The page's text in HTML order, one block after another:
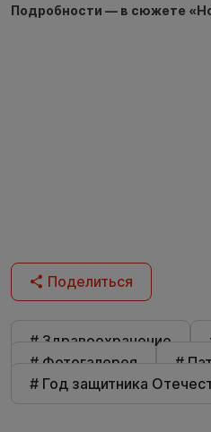
Подробности — в сюжете
Поделиться
# Здравоохранение
# Фотогалерея
#
# Год защитника